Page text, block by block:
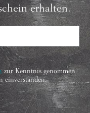
erhalten.
zur Kenntnis genommen
einverstanden.